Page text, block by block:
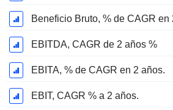
Beneficio Bruto, % de CAGR en
EBITDA, CAGR de 2 años %
EBITA, % de CAGR en 2 años.
EBIT, CAGR % a 2 años.